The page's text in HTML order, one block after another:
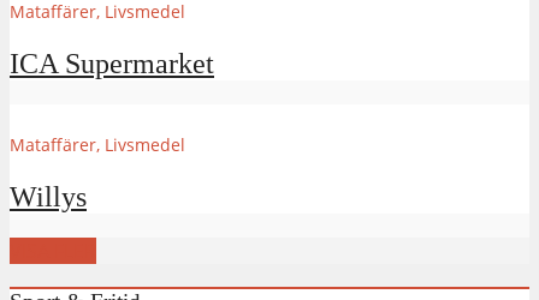
Mataffärer, Livsmedel
ICA Supermarket
Mataffärer, Livsmedel
Willys